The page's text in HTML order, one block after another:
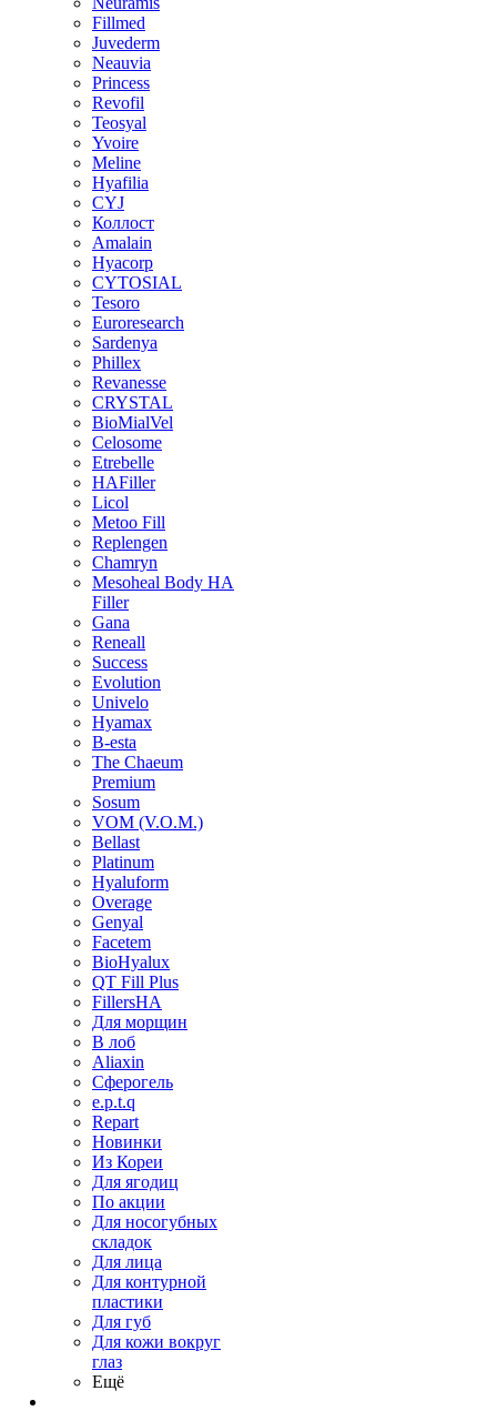
Fillmed
Juvederm
Neauvia
Princess
Revofil
Teosyal
Yvoire
Meline
Hyafilia
CYJ
Коллост
Amalain
Hyacorp
CYTOSIAL
Tesoro
Euroresearch
Sardenya
Phillex
Revanesse
CRYSTAL
BioMialVel
Celosome
Etrebelle
HAFiller
Licol
Metoo Fill
Replengen
Chamryn
Mesoheal Body HA
Filler
Gana
Reneall
Success
Evolution
Univelo
Hyamax
B-esta
The Chaeum
Premium
Sosum
VOM (V.O.M.)
Bellast
Platinum
Hyaluform
Overage
Genyal
Facetem
BioHyalux
QT Fill Plus
FillersHA
Для морщин
В лоб
Aliaxin
Сферогель
e.p.t.q
Repart
Новинки
Из Кореи
Для ягодиц
По акции
Для носогубных
складок
Для лица
Для контурной
пластики
Для губ
Для кожи вокруг
глаз
Ещё